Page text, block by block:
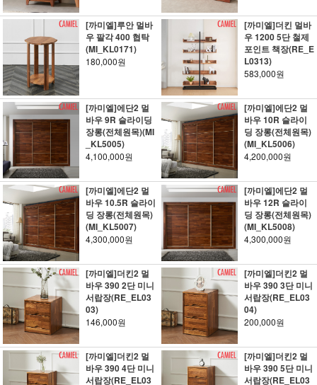
[까미엘]루안 멀바
우 팔각 400 협탁
(MI_KL0171)
180,000원
[까미엘]더킨 멀바
우 1200 5단 철제
포인트 책장(RE_E
L0313)
583,000원
[까미엘]에단2 멀
바우 9R 슬라이딩
장롱(전체원목)(MI
_KL5005)
4,100,000원
[까미엘]에단2 멀
바우 10R 슬라이
딩 장롱(전체원목)
(MI_KL5006)
4,200,000원
[까미엘]에단2 멀
바우 10.5R 슬라이
딩 장롱(전체원목)
(MI_KL5007)
4,300,000원
[까미엘]에단2 멀
바우 12R 슬라이
딩 장롱(전체원목)
(MI_KL5008)
4,300,000원
[까미엘]더킨2 멀
바우 390 2단 미니
서랍장(RE_EL03
03)
146,000원
[까미엘]더킨2 멀
바우 390 3단 미니
서랍장(RE_EL03
04)
200,000원
[까미엘]더킨2 멀
바우 390 4단 미니
서랍장(RE_EL03
[까미엘]더킨2 멀
바우 390 5단 미니
서랍장(RE_EL03